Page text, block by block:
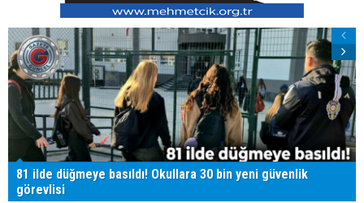
81 ilde düğmeye basıldı! Okullara 30 bin yeni güvenlik
görevlisi